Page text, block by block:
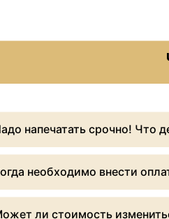
напечатать срочно! Что
срочная печать, даже
необходимо внести
как предоплата, так
ли стоимость